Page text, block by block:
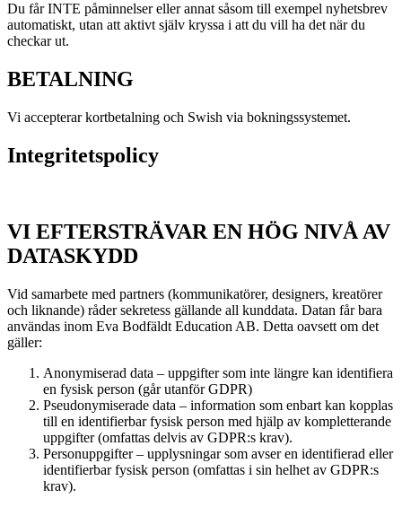
Du får INTE påminnelser eller annat såsom till exempel nyhetsbrev
automatiskt, utan att aktivt själv kryssa i att du vill ha det när du
checkar ut.
BETALNING
Vi accepterar kortbetalning och Swish via bokningssystemet.
Integritetspolicy
VI EFTERSTRÄVAR EN HÖG NIVÅ AV
DATASKYDD
Vid samarbete med partners (kommunikatörer, designers, kreatörer
och liknande) råder sekretess gällande all kunddata. Datan får bara
användas inom Eva Bodfäldt Education AB. Detta oavsett om det
gäller:
Anonymiserad data – uppgifter som inte längre kan identifiera
en fysisk person (går utanför GDPR)
Pseudonymiserade data – information som enbart kan kopplas
till en identifierbar fysisk person med hjälp av kompletterande
uppgifter (omfattas delvis av GDPR:s krav).
Personuppgifter – upplysningar som avser en identifierad eller
identifierbar fysisk person (omfattas i sin helhet av GDPR:s
krav).